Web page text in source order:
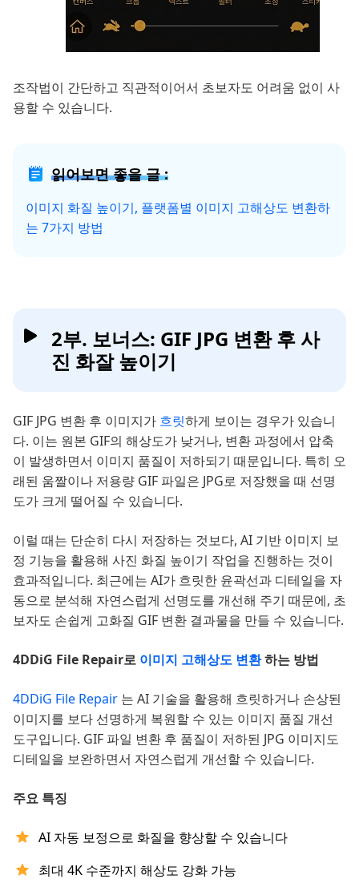
조작법이 간단하고 직관적이어서 초보자도 어려움 없이 사
용할 수 있습니다.
읽어보면 좋을 글 :
이미지 화질 높이기, 플랫폼별 이미지 고해상도 변환하
는 7가지 방법
2부. 보너스: GIF JPG 변환 후 사
진 화잘 높이기
GIF JPG 변환 후 이미지가 흐릿하게 보이는 경우가 있습니
다. 이는 원본 GIF의 해상도가 낮거나, 변환 과정에서 압축
이 발생하면서 이미지 품질이 저하되기 때문입니다. 특히 오
래된 움짤이나 저용량 GIF 파일은 JPG로 저장했을 때 선명
도가 크게 떨어질 수 있습니다.
이럴 때는 단순히 다시 저장하는 것보다, AI 기반 이미지 보
정 기능을 활용해 사진 화질 높이기 작업을 진행하는 것이
효과적입니다. 최근에는 AI가 흐릿한 윤곽선과 디테일을 자
동으로 분석해 자연스럽게 선명도를 개선해 주기 때문에, 초
보자도 손쉽게 고화질 GIF 변환 결과물을 만들 수 있습니다.
4DDiG File Repair로 이미지 고해상도 변환하는 방법
4DDiG File Repair 는 AI 기술을 활용해 흐릿하거나 손상된
이미지를 보다 선명하게 복원할 수 있는 이미지 품질 개선
도구입니다. GIF 파일 변환 후 품질이 저하된 JPG 이미지도
디테일을 보완하면서 자연스럽게 개선할 수 있습니다.
주요 특징
AI 자동 보정으로 화질을 향상할 수 있습니다
최대 4K 수준까지 해상도 강화 가능